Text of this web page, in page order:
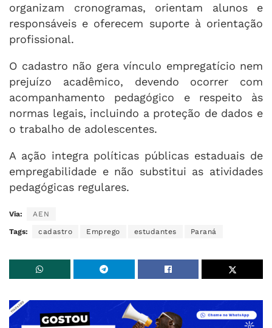
organizam cronogramas, orientam alunos e
responsáveis e oferecem suporte à orientação
profissional.
O cadastro não gera vínculo empregatício nem
prejuízo acadêmico, devendo ocorrer com
acompanhamento pedagógico e respeito às
normas legais, incluindo a proteção de dados e
o trabalho de adolescentes.
A ação integra políticas públicas estaduais de
empregabilidade e não substitui as atividades
pedagógicas regulares.
Via: AEN
Tags: cadastro Emprego estudantes Paraná